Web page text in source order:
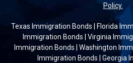
Policy.
Texas Immigration Bonds Florida
Immigration Bonds
Virginia
Immigration Bonds
Washington
Immigration Bonds
Georgia